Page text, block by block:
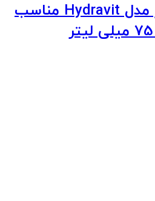
اسپری آب ویتالیر مدل Hydravit مناسب